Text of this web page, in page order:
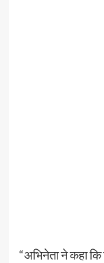
“अभिनेता ने कहा